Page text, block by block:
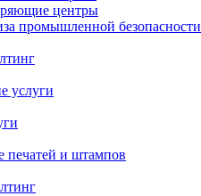
центры
промышленной безопасности
услуги
печатей и штампов